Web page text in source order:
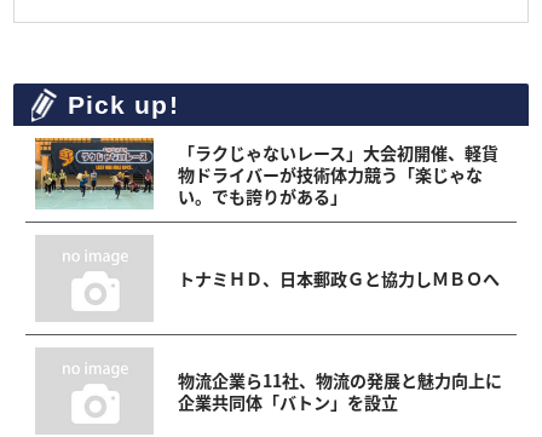
Pick up!
「ラクじゃないレース」大会初開催、軽貨
物ドライバーが技術体力競う「楽じゃな
い。でも誇りがある」
トナミＨＤ、日本郵政Ｇと協力しＭＢＯへ
物流企業ら11社、物流の発展と魅力向上に
企業共同体「バトン」を設立